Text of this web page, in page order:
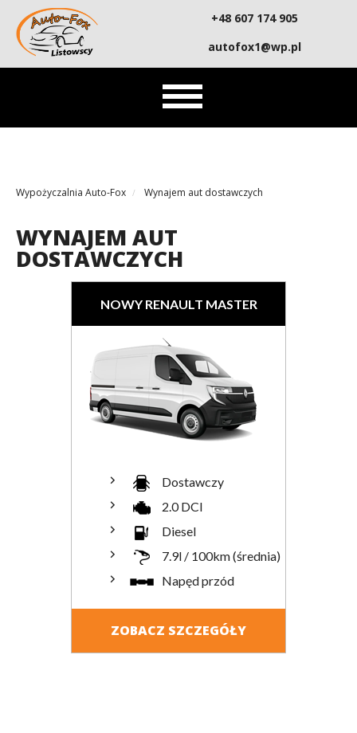
+48 607 174 905
autofox1@wp.pl
↓
Wypożyczalnia Auto-Fox Wynajem aut dostawczych
WYNAJEM AUT
DOSTAWCZYCH
NOWY RENAULT MASTER
Dostawczy
2.0 DCI
Diesel
7.9l / 100km (średnia)
Napęd przód
ZOBACZ SZCZEGÓŁY